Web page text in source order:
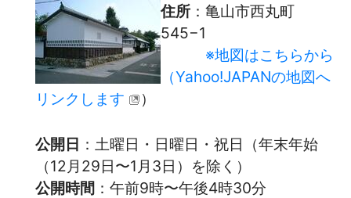
住所 ：亀山市西丸町
545−1
※地図はこちらから
（Yahoo!JAPANの地図へ
リンクします
）
公開日 ：土曜日・日曜日・祝日（年末年始
（12月29日〜1月3日）を除く）
公開時間 ：午前9時〜午後4時30分